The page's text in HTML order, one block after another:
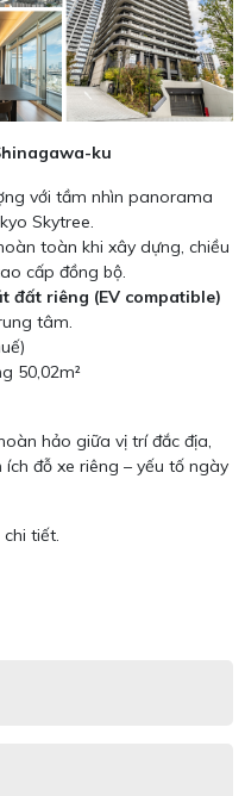
ku
với tầm nhìn panorama
Skytree.
toàn khi xây dựng, chiều
cấp đồng bộ.
đất riêng (EV compatible)
tâm.
50,02m²
hảo giữa vị trí đắc địa,
đỗ xe riêng – yếu tố ngày
tiết.